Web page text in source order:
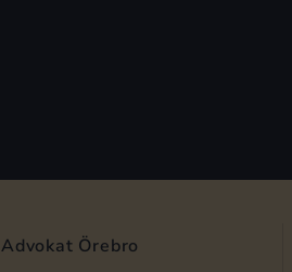
Advokat Örebro